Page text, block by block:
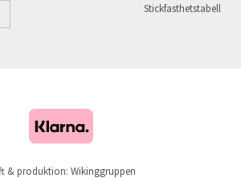
Stickfasthetstabell
& produktion: Wikinggruppen